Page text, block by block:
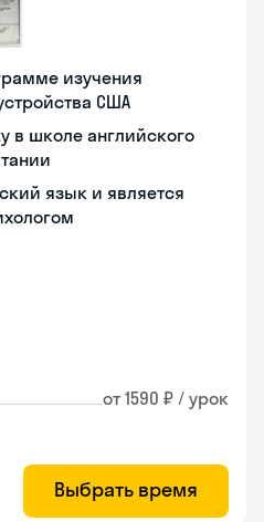
изучения
США
в школе английского
язык и является
от 1590 ₽ / урок
Выбрать время